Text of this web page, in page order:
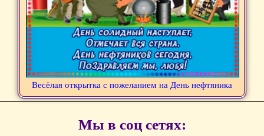
Весёлая открытка с пожеланием на День нефтяника
Мы в соц сетях: